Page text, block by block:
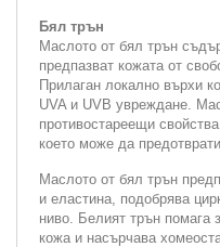
Бял трън
Маслото от бял трън
предпазват кожата от
Прилаган локално върхи
UVA и UVB увреждане.
противостареещи
което може да
Маслото от бял трън
и еластина, подобрява
ниво. Белият трън помага
кожа и насърчава